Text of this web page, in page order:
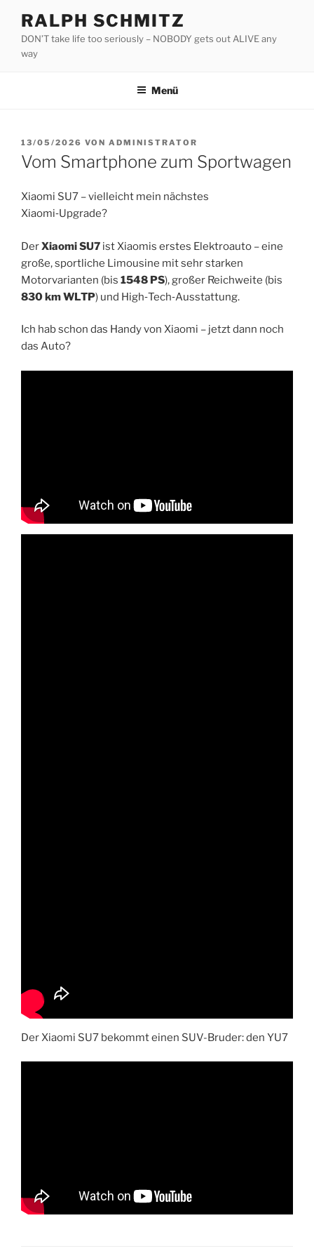
Inhalt
springen
RALPH SCHMITZ
DON’T take life too seriously – NOBODY gets out ALIVE any
way
Menü
VERÖFFENTLICHT
AM
13/05/2026 VON ADMINISTRATOR
Vom Smartphone zum Sportwagen
Xiaomi SU7 – vielleicht mein nächstes
Xiaomi‑Upgrade?
DerXiaomi SU7 ist Xiaomis erstes Elektroauto – eine
große, sportliche Limousine mit sehr starken
Motorvarianten (bis 1548 PS), großer Reichweite (bis
830 km WLTP) und High‑Tech‑Ausstattung.
Ich hab schon das Handy von Xiaomi – jetzt dann noch
das Auto?
Der Xiaomi SU7 bekommt einen SUV-Bruder: den YU7